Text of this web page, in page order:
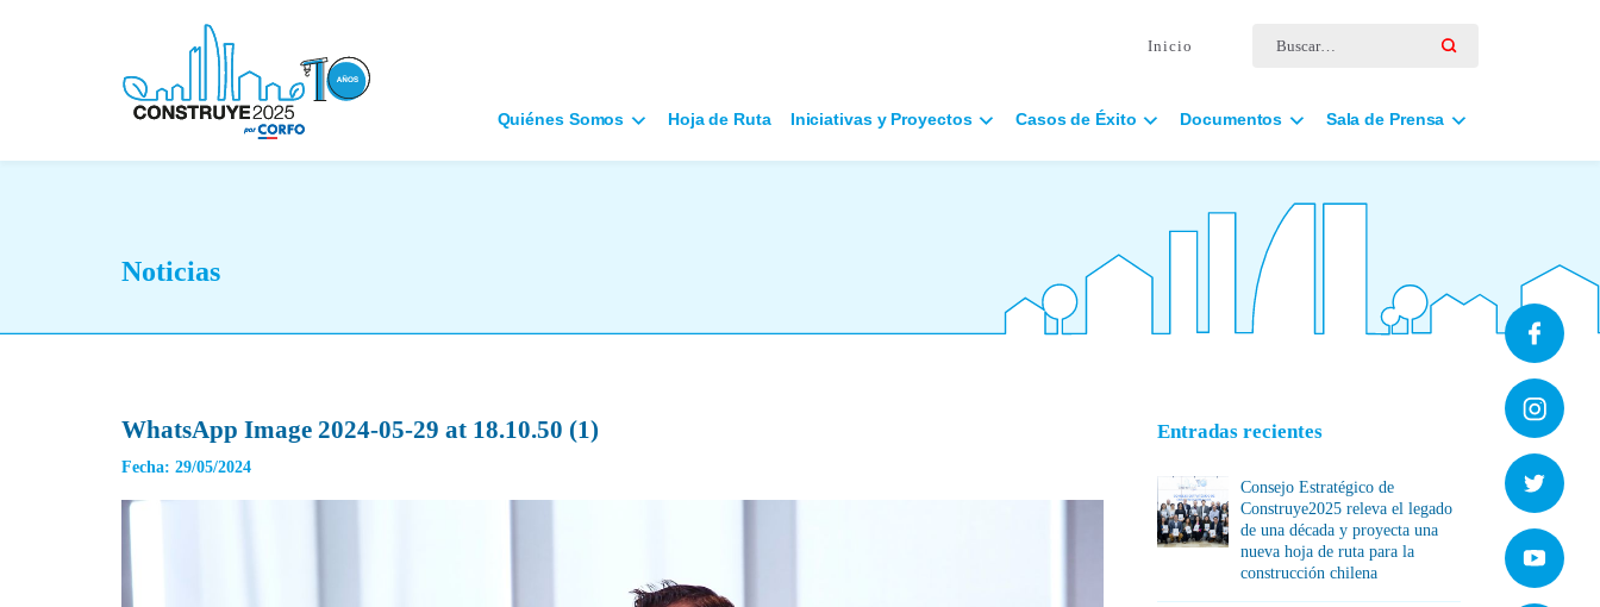
Buscar por:
Inicio
Quiénes Somos Hoja de Ruta Iniciativas y Proyectos Casos de Éxito Documentos Sala de Prensa
Noticias
WhatsApp Image 2024-05-29 at 18.10.50 (1)
Fecha: 29/05/2024
Entradas recientes
Consejo Estratégico de
Construye2025 releva el legado
de una década y proyecta una
nueva hoja de ruta para la
construcción chilena